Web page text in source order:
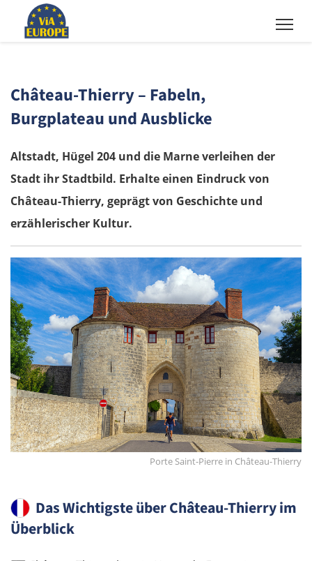
Château-Thierry – Fabeln,
Burgplateau und Ausblicke
Altstadt, Hügel 204 und die Marne verleihen der
Stadt ihr Stadtbild. Erhalte einen Eindruck von
Château-Thierry, geprägt von Geschichte und
erzählerischer Kultur.
Porte Saint-Pierre in Château-Thierry
Das Wichtigste über Château-Thierry im
Überblick